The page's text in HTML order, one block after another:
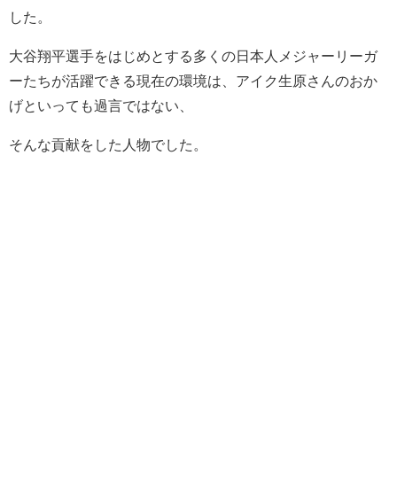
した。
大谷翔平選手をはじめとする多くの日本人メジャーリーガ
ーたちが活躍できる現在の環境は、アイク生原さんのおか
げといっても過言ではない、
そんな貢献をした人物でした。